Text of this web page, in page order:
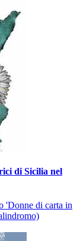
di Sicilia nel
'Donne di carta in